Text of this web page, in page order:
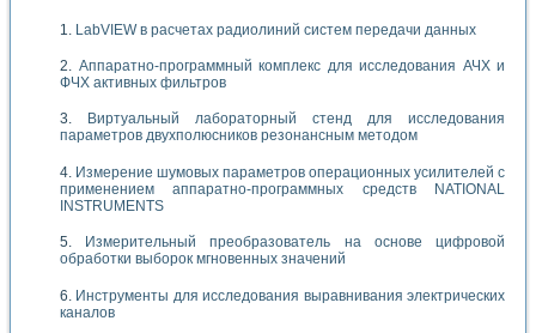
LabVIEW в расчетах радиолиний систем передачи данных
Аппаратно-программный комплекс для исследования АЧХ и
ФЧХ активных фильтров
Виртуальный лабораторный стенд для исследования
параметров двухполюсников резонансным методом
Измерение шумовых параметров операционных усилителей с
применением аппаратно-программных средств NATIONAL
INSTRUMENTS
Измерительный преобразователь на основе цифровой
обработки выборок мгновенных значений
Инструменты для исследования выравнивания электрических
каналов